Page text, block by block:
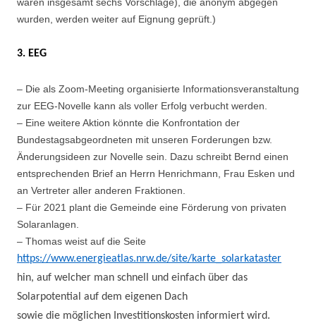
wurden, werden weiter auf Eignung geprüft.)
3. EEG
– Die als Zoom-Meeting organisierte Informationsveranstaltung
zur EEG-Novelle kann als voller Erfolg verbucht werden.
– Eine weitere Aktion könnte die Konfrontation der
Bundestagsabgeordneten mit unseren Forderungen bzw.
Änderungsideen zur Novelle sein. Dazu schreibt Bernd einen
entsprechenden Brief an Herrn Henrichmann, Frau Esken und
an Vertreter aller anderen Fraktionen.
– Für 2021 plant die Gemeinde eine Förderung von privaten
Solaranlagen.
– Thomas weist auf die Seite
https://www.energieatlas.nrw.de/site/karte_solarkataster
hin, auf welcher man schnell und einfach über das
Solarpotential auf dem eigenen Dach
sowie die möglichen Investitionskosten informiert wird.